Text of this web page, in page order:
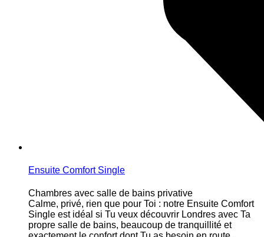
Ensuite Comfort Single
Chambres avec salle de bains privative
Calme, privé, rien que pour Toi : notre Ensuite Comfort
Single est idéal si Tu veux découvrir Londres avec Ta
propre salle de bains, beaucoup de tranquillité et